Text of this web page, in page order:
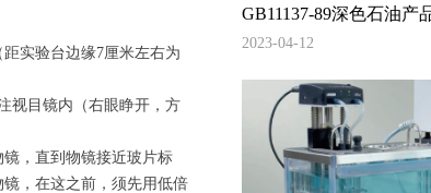
实验台边缘7厘米左右为
视目镜内（右眼睁开，方
，直到物镜接近玻片标
，在这之前，须先用低倍
GB11137-89深色石油产
（逆流法）和动力粘度
2023-04-12